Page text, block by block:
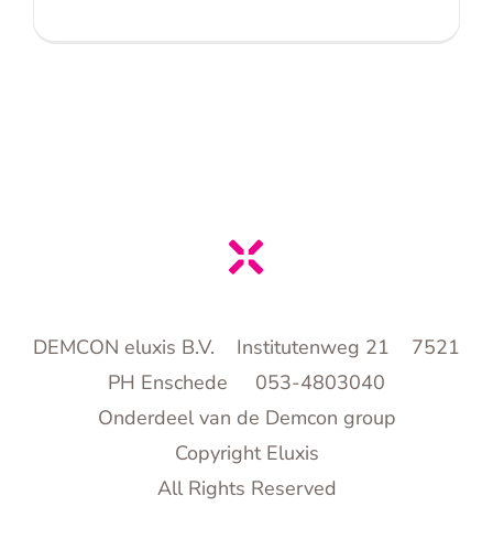
DEMCON eluxis B.V. Institutenweg 21 7521
PH Enschede 053-4803040
Onderdeel van de Demcon group
Copyright Eluxis
All Rights Reserved